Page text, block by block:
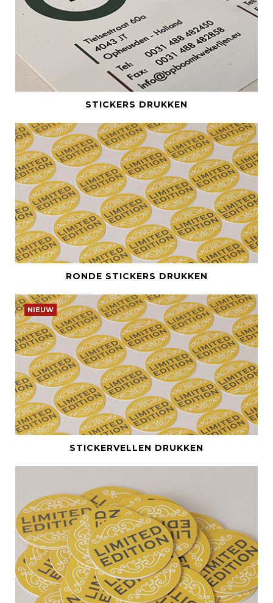
BEKIJK DIT PRODUCT
STICKERS DRUKKEN
BEKIJK DIT PRODUCT
RONDE STICKERS DRUKKEN
NIEUW
BEKIJK DIT PRODUCT
STICKERVELLEN DRUKKEN